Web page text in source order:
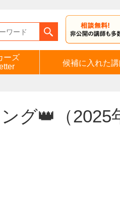
ーズ
候補に入れた講
グ👑（2025